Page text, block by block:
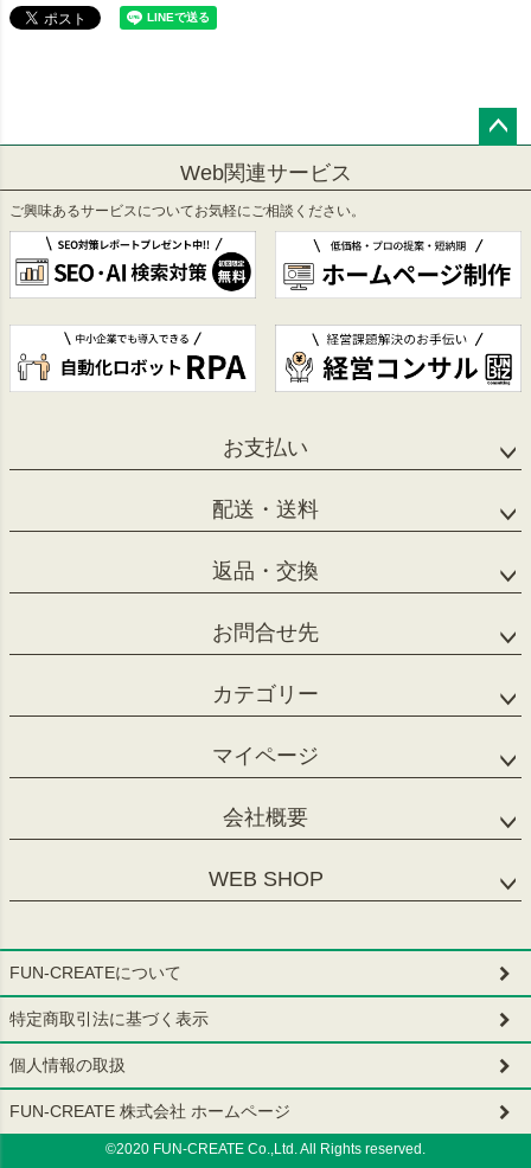
へ
Web関連サービス
ご興味あるサービスについてお気軽にご相談ください。
お支払い
配送・送料
返品・交換
お問合せ先
カテゴリー
マイページ
会社概要
WEB SHOP
FUN-CREATEについて
特定商取引法に基づく表示
個人情報の取扱
FUN-CREATE 株式会社 ホームページ
©2020 FUN-CREATE Co.,Ltd. All Rights reserved.